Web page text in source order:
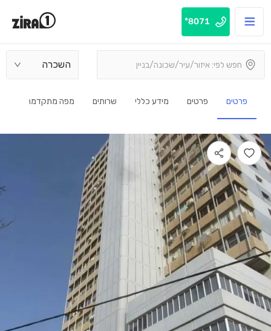
8071*
השכרה
פרטים פרטים מידע כללי שרותים מפה מתקדמת